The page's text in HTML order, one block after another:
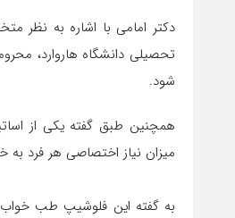
دکتر امامی با اشاره به نظر
تحصیلی دانشگاه هاروارد،
شود.
همچنین طبق گفته یکی از
میزان نیاز اختصاصی هر فرد
به گفته این فلوشیپ طب